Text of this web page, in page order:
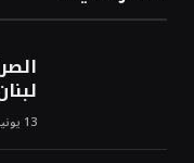
من
13 يونيو,2023